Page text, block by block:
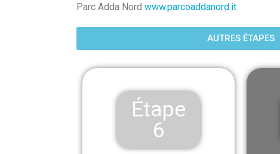
Parc Adda Nord www.parcoaddanord.it
AUTRES ÉTAPES
Étape
6